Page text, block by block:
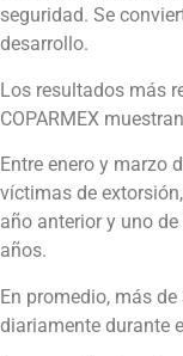
seguridad. Se
desarrollo.
Los resultados más
COPARMEX
Entre enero y marzo
víctimas de
año anterior y uno
años.
En promedio, más
diariamente durante